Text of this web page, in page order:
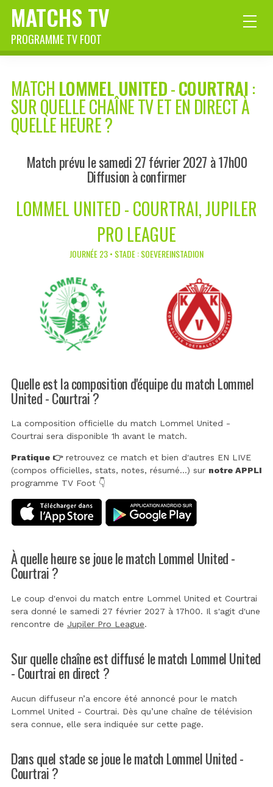
MATCHS TV
PROGRAMME TV FOOT
MATCH LOMMEL UNITED-COURTRAI:
SUR QUELLE CHAÎNE TV ET EN DIRECT À
QUELLE HEURE ?
Match prévu le samedi 27 février 2027 à 17h00
Diffusion à confirmer
LOMMEL UNITED - COURTRAI, JUPILER
PRO LEAGUE
JOURNÉE 23 • STADE : SOEVEREINSTADION
Quelle est la composition d'équipe du match Lommel
United - Courtrai ?
La composition officielle du match Lommel United -
Courtrai sera disponible 1h avant le match.
Pratique 👉retrouvez ce match et bien d'autres EN LIVE
(compos officielles, stats, notes, résumé...) sur notre APPLI
programme TV Foot 👇
À quelle heure se joue le match Lommel United -
Courtrai ?
Le coup d'envoi du match entre Lommel United et Courtrai
sera donné le samedi 27 février 2027 à 17h00. Il s'agit d'une
rencontre de Jupiler Pro League.
Sur quelle chaîne est diffusé le match Lommel United
- Courtrai en direct ?
Aucun diffuseur n’a encore été annoncé pour le match
Lommel United - Courtrai. Dès qu’une chaîne de télévision
sera connue, elle sera indiquée sur cette page.
Dans quel stade se joue le match Lommel United -
Courtrai ?